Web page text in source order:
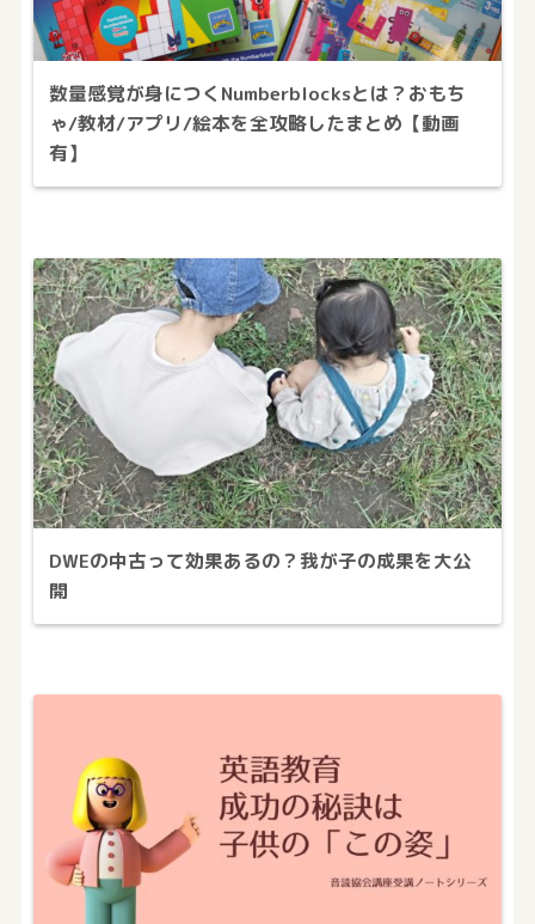
数量感覚が身につくNumberblocksとは？おもち
ゃ/教材/アプリ/絵本を全攻略したまとめ【動画
有】
DWEの中古って効果あるの？我が子の成果を大公
開